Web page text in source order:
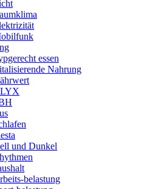
essen
Nahrung
und Dunkel
belastung